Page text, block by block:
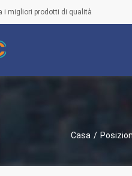
i migliori prodotti di qualità
Casa /